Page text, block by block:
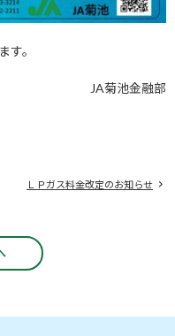
す。
JA菊池金融部
ＬＰガス料金改定のお知らせ